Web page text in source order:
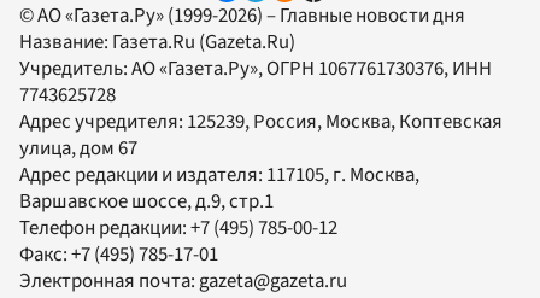
© АО «Газета.Ру» (1999-2026) – Главные новости дня
Название: Газета.Ru (Gazeta.Ru)
Учредитель:АО «Газета.Ру», ОГРН 1067761730376, ИНН
7743625728
Адрес учредителя: 125239, Россия, Москва, Коптевская
улица, дом 67
Адрес редакции и издателя: 117105, г. Москва,
Варшавское шоссе, д.9, стр.1
Телефон редакции:+7 (495) 785-00-12
Факс:+7 (495) 785-17-01
Электронная почта:gazeta@gazeta.ru